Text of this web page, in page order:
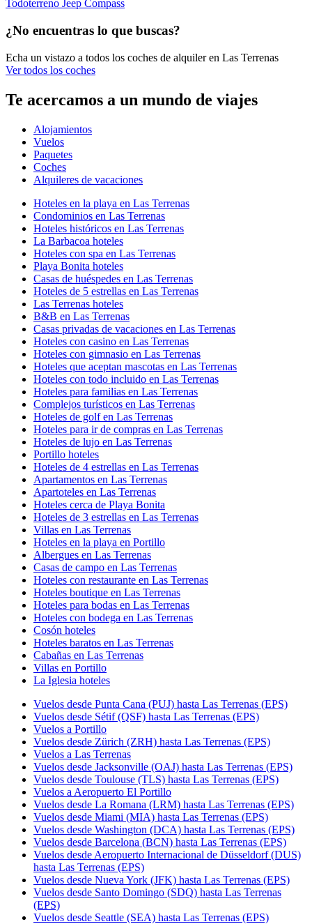
Todoterreno Jeep Compass
¿No encuentras lo que buscas?
Echa un vistazo a todos los coches de alquiler en Las Terrenas
Ver todos los coches
Te acercamos a un mundo de viajes
Alojamientos
Vuelos
Paquetes
Coches
Alquileres de vacaciones
Hoteles en la playa en Las Terrenas
Condominios en Las Terrenas
Hoteles históricos en Las Terrenas
La Barbacoa hoteles
Hoteles con spa en Las Terrenas
Playa Bonita hoteles
Casas de huéspedes en Las Terrenas
Hoteles de 5 estrellas en Las Terrenas
Las Terrenas hoteles
B&B en Las Terrenas
Casas privadas de vacaciones en Las Terrenas
Hoteles con casino en Las Terrenas
Hoteles con gimnasio en Las Terrenas
Hoteles que aceptan mascotas en Las Terrenas
Hoteles con todo incluido en Las Terrenas
Hoteles para familias en Las Terrenas
Complejos turísticos en Las Terrenas
Hoteles de golf en Las Terrenas
Hoteles para ir de compras en Las Terrenas
Hoteles de lujo en Las Terrenas
Portillo hoteles
Hoteles de 4 estrellas en Las Terrenas
Apartamentos en Las Terrenas
Apartoteles en Las Terrenas
Hoteles cerca de Playa Bonita
Hoteles de 3 estrellas en Las Terrenas
Villas en Las Terrenas
Hoteles en la playa en Portillo
Albergues en Las Terrenas
Casas de campo en Las Terrenas
Hoteles con restaurante en Las Terrenas
Hoteles boutique en Las Terrenas
Hoteles para bodas en Las Terrenas
Hoteles con bodega en Las Terrenas
Cosón hoteles
Hoteles baratos en Las Terrenas
Cabañas en Las Terrenas
Villas en Portillo
La Iglesia hoteles
Vuelos desde Punta Cana (PUJ) hasta Las Terrenas (EPS)
Vuelos desde Sétif (QSF) hasta Las Terrenas (EPS)
Vuelos a Portillo
Vuelos desde Zürich (ZRH) hasta Las Terrenas (EPS)
Vuelos a Las Terrenas
Vuelos desde Jacksonville (OAJ) hasta Las Terrenas (EPS)
Vuelos desde Toulouse (TLS) hasta Las Terrenas (EPS)
Vuelos a Aeropuerto El Portillo
Vuelos desde La Romana (LRM) hasta Las Terrenas (EPS)
Vuelos desde Miami (MIA) hasta Las Terrenas (EPS)
Vuelos desde Washington (DCA) hasta Las Terrenas (EPS)
Vuelos desde Barcelona (BCN) hasta Las Terrenas (EPS)
Vuelos desde Aeropuerto Internacional de Düsseldorf (DUS)
hasta Las Terrenas (EPS)
Vuelos desde Nueva York (JFK) hasta Las Terrenas (EPS)
Vuelos desde Santo Domingo (SDQ) hasta Las Terrenas
(EPS)
Vuelos desde Seattle (SEA) hasta Las Terrenas (EPS)